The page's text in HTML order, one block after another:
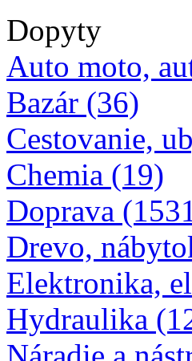
Dopyty
Auto moto,
Bazár (36)
Cestovanie,
Chemia (19)
Doprava
Drevo,
Elektronika,
Hydraulika